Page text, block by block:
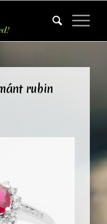
rubin